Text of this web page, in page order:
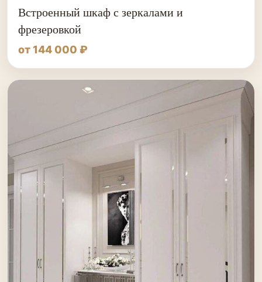
Встроенный шкаф с зеркалами и
фрезеровкой
от 144 000 ₽